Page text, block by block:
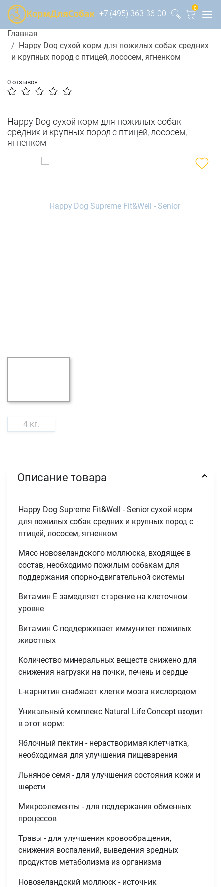
+7 (495) 363-36-00
0
Главная
Happy Dog сухой корм для пожилых собак средних
и крупных пород с птицей, лососем, ягненком
0 отзывов
Happy Dog сухой корм для пожилых собак
средних и крупных пород с птицей, лососем,
ягненком
4 кг.
Описание товара
Happy Dog Supreme Fit&Well - Senior сухой корм
для пожилых собак средних и крупных пород с
птицей, лососем, ягненком
Мясо новозеландского моллюска, входящее в
состав, необходимо пожилым собакам для
поддержания опорно-двигательной системы
Витамин Е замедляет старение на клеточном
уровне
Витамин С поддерживает иммунитет пожилых
животных
Количество минеральных веществ снижено для
снижения нагрузки на почки, печень и сердце
L-карнитин снабжает клетки мозга кислородом
Уникальный комплекс Natural Life Concept входит
в этот корм:
Яблочный пектин - нерастворимая клетчатка,
необходимая для улучшения пищеварения
Льняное семя - для улучшения состояния кожи и
шерсти
Микроэлементы - для поддержания обменных
процессов
Травы - для улучшения кровообращения,
снижения воспалений, выведения вредных
продуктов метаболизма из организма
Новозеландский моллюск - источник